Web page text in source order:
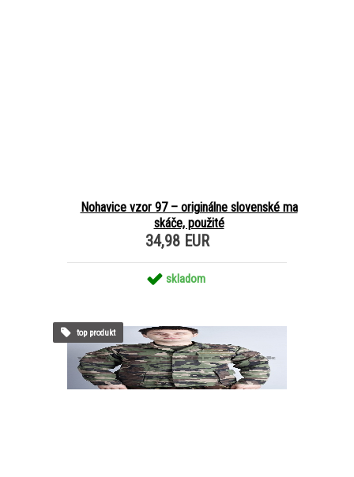
Nohavice vzor 97 – originálne slovenské ma
skáče, použité
34,98 EUR
skladom
top produkt